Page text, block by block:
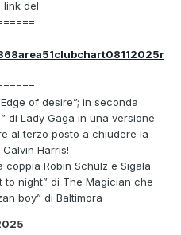
link del
of desire”; in seconda
di Lady Gaga in una versione
al terzo posto a chiudere la
Calvin Harris!
coppia Robin Schulz e Sigala
to night” di The Magician che
boy” di Baltimora